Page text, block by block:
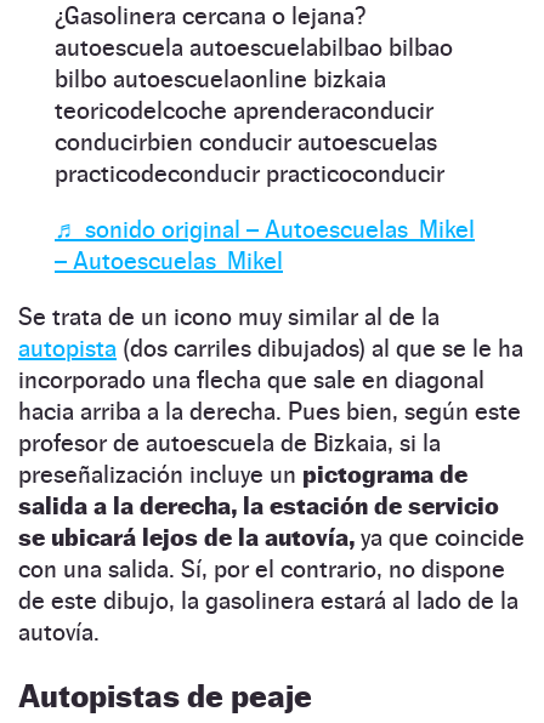
¿Gasolinera cercana o lejana?
autoescuela autoescuelabilbao bilbao
bilbo autoescuelaonline bizkaia
teoricodelcoche aprenderaconducir
conducirbien conducir autoescuelas
practicodeconducir practicoconducir
♬ sonido original – Autoescuelas Mikel
– Autoescuelas Mikel
Se trata de un icono muy similar al de la
autopista (dos carriles dibujados) al que se le ha
incorporado una flecha que sale en diagonal
hacia arriba a la derecha. Pues bien, según este
profesor de autoescuela de Bizkaia, si la
preseñalización incluye un pictograma de
salida a la derecha, la estación de servicio
se ubicará lejos de la autovía, ya que coincide
con una salida. Sí, por el contrario, no dispone
de este dibujo, la gasolinera estará al lado de la
autovía.
Autopistas de peaje